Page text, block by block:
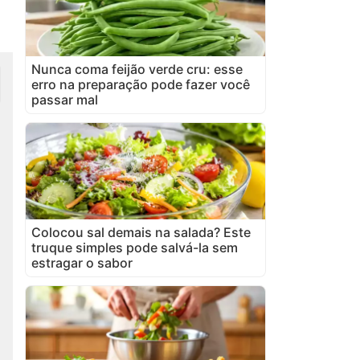
Nunca coma feijão verde cru: esse
erro na preparação pode fazer você
passar mal
Colocou sal demais na salada? Este
truque simples pode salvá-la sem
estragar o sabor